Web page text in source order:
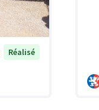
Réalisé